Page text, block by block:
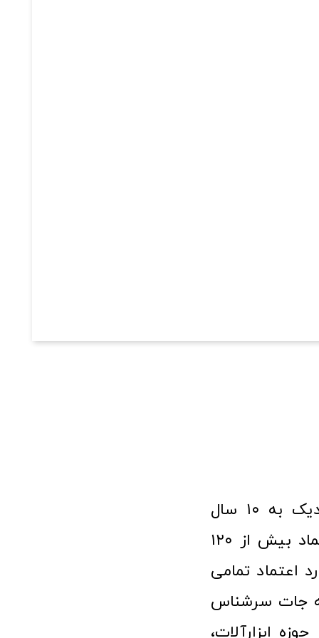
فروشگاه آنلاین ابزار و تجهیزات صنعتی کولیس با افتخار نزدیک به ۱۰ سال
فعالیت در عرصه ابزارآلات و کالاهای صنعتی توانسته مورد اعتماد بیش از ۱۲۰
اعتماد تمامی
جات سرشناس
ابزارآلات،